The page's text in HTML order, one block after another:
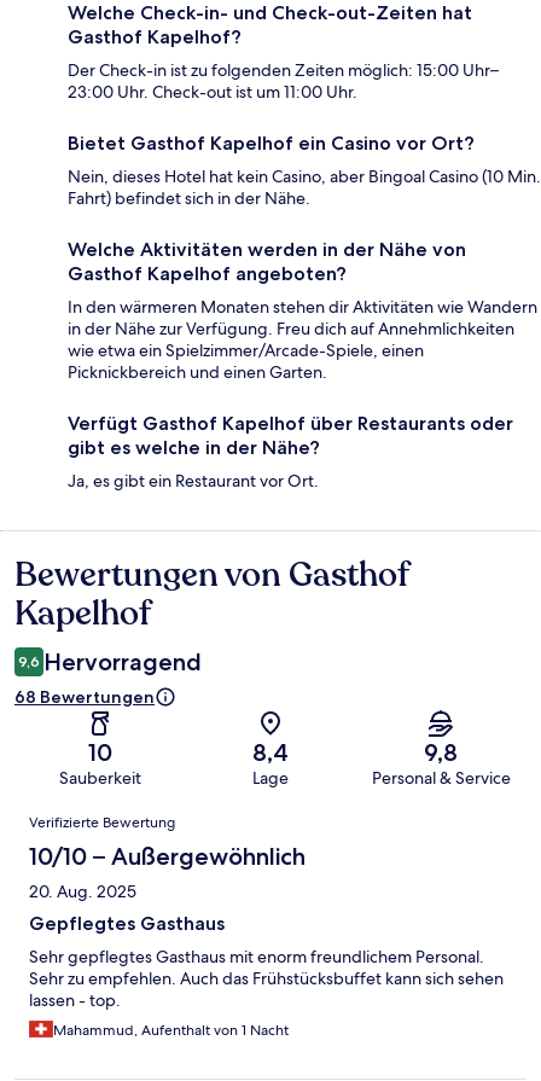
Welche Check-in- und Check-out-Zeiten hat
Gasthof Kapelhof?
Der Check-in ist zu folgenden Zeiten möglich: 15:00 Uhr–
23:00 Uhr. Check-out ist um 11:00 Uhr.
Bietet Gasthof Kapelhof ein Casino vor Ort?
Nein, dieses Hotel hat kein Casino, aber Bingoal Casino (10 Min.
Fahrt) befindet sich in der Nähe.
Welche Aktivitäten werden in der Nähe von
Gasthof Kapelhof angeboten?
In den wärmeren Monaten stehen dir Aktivitäten wie Wandern
in der Nähe zur Verfügung. Freu dich auf Annehmlichkeiten
wie etwa ein Spielzimmer/Arcade-Spiele, einen
Picknickbereich und einen Garten.
Verfügt Gasthof Kapelhof über Restaurants oder
gibt es welche in der Nähe?
Ja, es gibt ein Restaurant vor Ort.
Bewertungen
Bewertungen von Gasthof
Kapelhof
9,6 Hervorragend
68 Bewertungen
10
Sauberkeit
8,4
Lage
9,8
Personal & Service
Bewertungen
Verifizierte Bewertung
10/10 – Außergewöhnlich
20. Aug. 2025
Gepflegtes Gasthaus
Sehr gepflegtes Gasthaus mit enorm freundlichem Personal.
Sehr zu empfehlen. Auch das Frühstücksbuffet kann sich sehen
lassen - top.
Mahammud, Aufenthalt von 1 Nacht